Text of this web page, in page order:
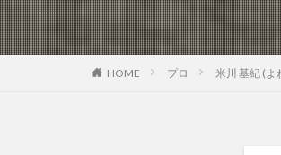
HOME プロ 米川 基紀 (よ